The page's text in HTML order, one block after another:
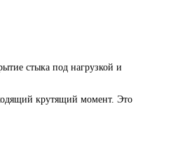
стыка под нагрузкой и
крутящий момент. Это